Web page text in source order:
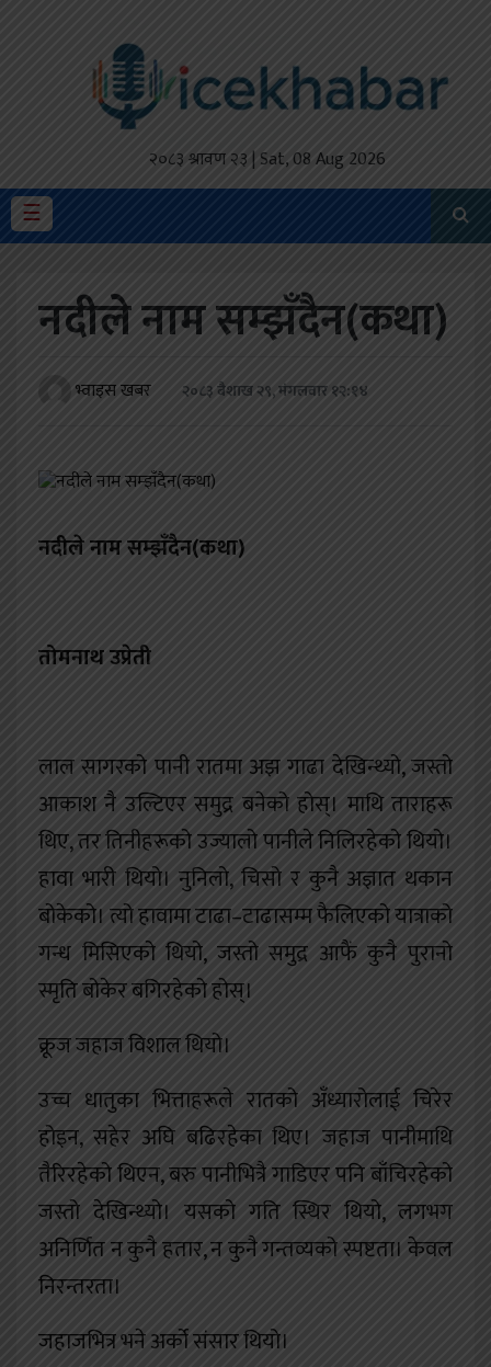
२०८३ श्रावण २३ | Sat, 08 Aug 2026
☰
मैथिली
प्रदेश
विचार
शिक्षा
नदीले नाम सम्झँदैन(कथा)
भ्वाइस खबर २०८३ बैशाख २९, मंगलवार १२:१४
नदीले नाम सम्झँदैन(कथा)
तोमनाथ उप्रेती
लाल सागरको पानी रातमा अझ गाढा देखिन्थ्यो, जस्तो
आकाश नै उल्टिएर समुद्र बनेको होस्। माथि ताराहरू
थिए, तर तिनीहरूको उज्यालो पानीले निलिरहेको थियो।
हावा भारी थियो। नुनिलो, चिसो र कुनै अज्ञात थकान
बोकेको। त्यो हावामा टाढा–टाढासम्म फैलिएको यात्राको
गन्ध मिसिएको थियो, जस्तो समुद्र आफैं कुनै पुरानो
स्मृति बोकेर बगिरहेको होस्।
क्रूज जहाज विशाल थियो।
उच्च धातुका भित्ताहरूले रातको अँध्यारोलाई चिरेर
होइन, सहेर अघि बढिरहेका थिए। जहाज पानीमाथि
तैरिरहेको थिएन, बरु पानीभित्रै गाडिएर पनि बाँचिरहेको
जस्तो देखिन्थ्यो। यसको गति स्थिर थियो, लगभग
अनिर्णित न कुनै हतार, न कुनै गन्तव्यको स्पष्टता। केवल
निरन्तरता।
जहाजभित्र भने अर्को संसार थियो।